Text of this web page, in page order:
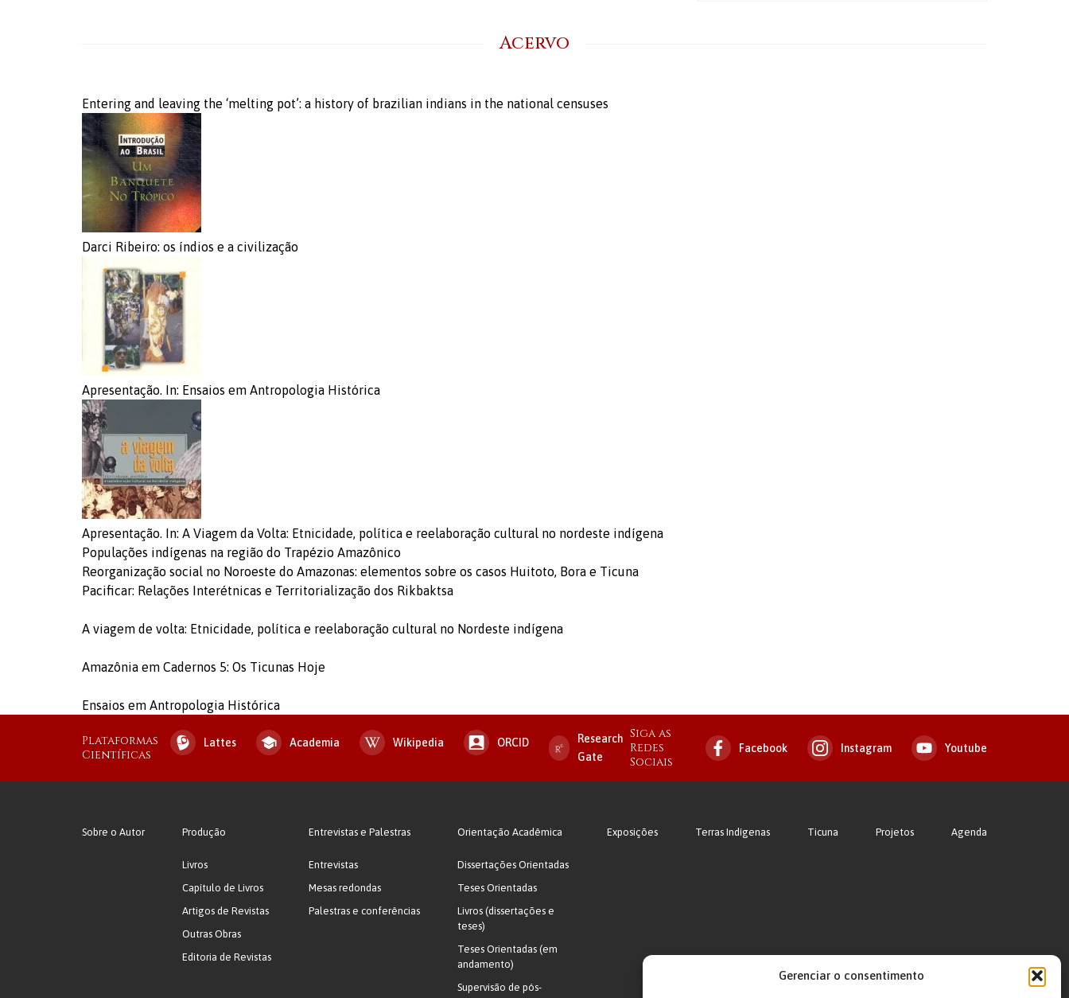
Gerenciar o consentimento
Acervo
Entering and leaving the ‘melting pot’: a history of brazilian indians in the national censuses
Darci Ribeiro: os índios e a civilização
Apresentação. In: Ensaios em Antropologia Histórica
Apresentação. In: A Viagem da Volta: Etnicidade, política e reelaboração cultural no nordeste indígena
Populações indígenas na região do Trapézio Amazônico
Reorganização social no Noroeste do Amazonas: elementos sobre os casos Huitoto, Bora e Ticuna
Pacificar: Relações Interétnicas e Territorialização dos Rikbaktsa
A viagem de volta: Etnicidade, política e reelaboração cultural no Nordeste indígena
Amazônia em Cadernos 5: Os Ticunas Hoje
Ensaios em Antropologia Histórica
Plataformas
Científicas
Lattes Academia Wikipedia ORCID
Research
Gate
Siga as
Redes
Sociais
Facebook Instagram Youtube
Sobre o Autor Produção
Livros
Capítulo de Livros
Artigos de Revistas
Outras Obras
Editoria de Revistas
Entrevistas e Palestras
Entrevistas
Mesas redondas
Palestras e conferências
Orientação Acadêmica
Dissertações Orientadas
Teses Orientadas
Livros (dissertações e
teses)
Teses Orientadas (em
andamento)
Supervisão de pós-
Exposições Terras Indígenas Ticuna Projetos Agenda